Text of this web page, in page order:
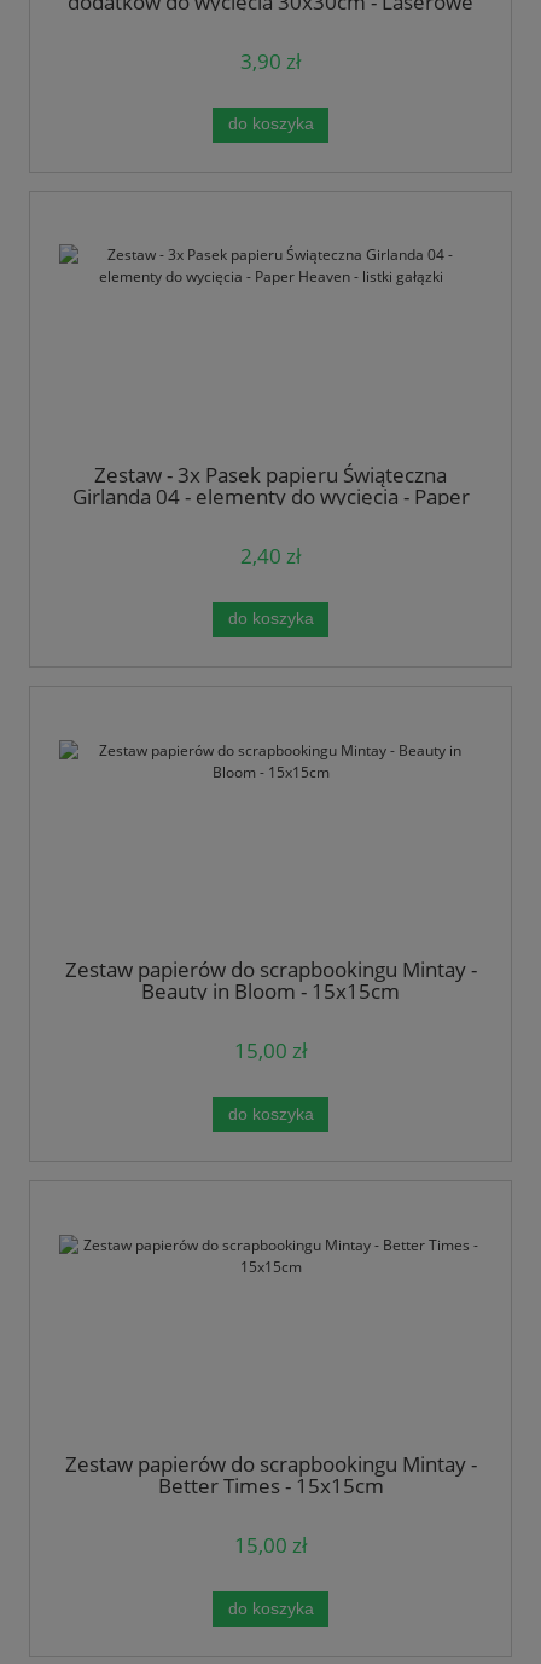
3,90 zł
do koszyka
Zestaw - 3x Pasek papieru Świąteczna
Girlanda 04 - elementy do wycięcia - Paper
2,40 zł
do koszyka
Zestaw papierów do scrapbookingu Mintay -
Beauty in Bloom - 15x15cm
15,00 zł
do koszyka
Zestaw papierów do scrapbookingu Mintay -
Better Times - 15x15cm
15,00 zł
do koszyka